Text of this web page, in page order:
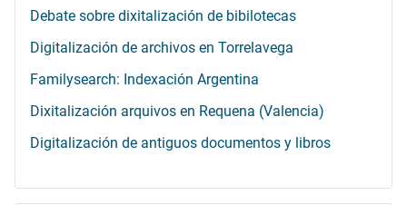
Debate sobre dixitalización de bibilotecas
Digitalización de archivos en Torrelavega
Familysearch: Indexación Argentina
Dixitalización arquivos en Requena (Valencia)
Digitalización de antiguos documentos y libros